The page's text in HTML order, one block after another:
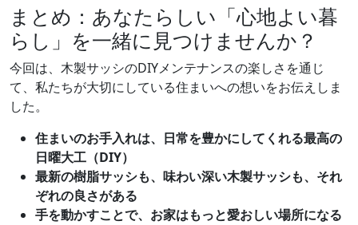
まとめ：あなたらしい「心地よい暮
らし」を一緒に見つけませんか？
今回は、木製サッシのDIYメンテナンスの楽しさを通じ
て、私たちが大切にしている住まいへの想いをお伝えしま
した。
住まいのお手入れは、日常を豊かにしてくれる最高の
日曜大工（DIY）
最新の樹脂サッシも、味わい深い木製サッシも、それ
ぞれの良さがある
手を動かすことで、お家はもっと愛おしい場所になる